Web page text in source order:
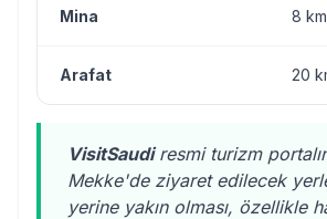
Mina 8 km
Arafat 20
VisitSaudiresmi turizm
Mekke'de ziyaret edilecek
yerine yakın olması, özellikle